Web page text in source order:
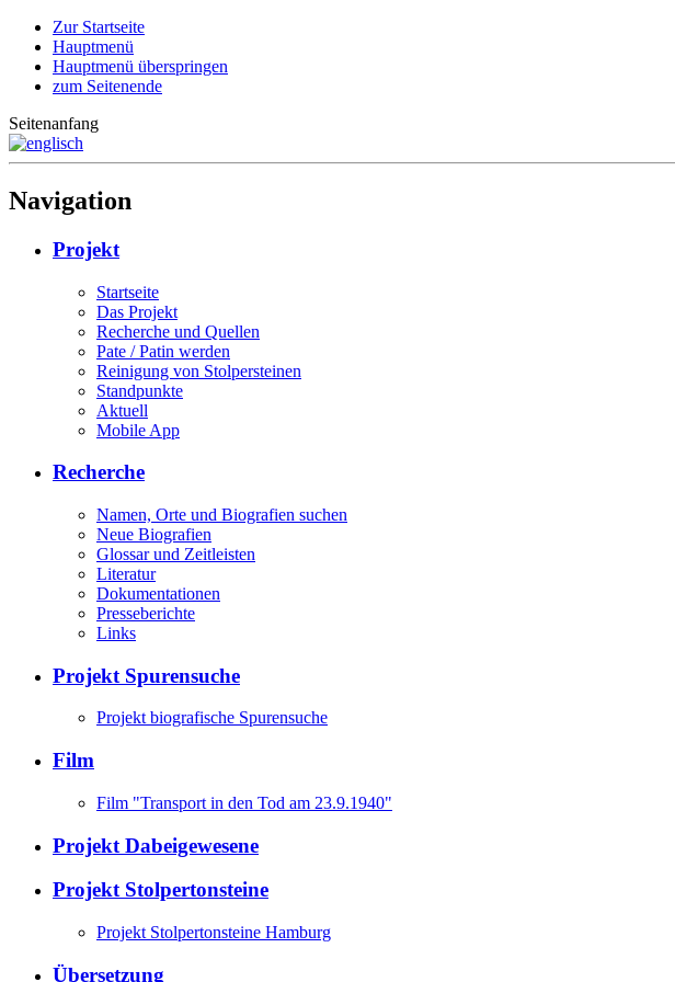
Zur Startseite
Hauptmenü
Hauptmenü überspringen
zum Seitenende
Seitenanfang
Navigation
Projekt
Startseite
Das Projekt
Recherche und Quellen
Pate / Patin werden
Reinigung von Stolpersteinen
Standpunkte
Aktuell
Mobile App
Recherche
Namen, Orte und Biografien suchen
Neue Biografien
Glossar und Zeitleisten
Literatur
Dokumentationen
Presseberichte
Links
Projekt Spurensuche
Projekt biografische Spurensuche
Film
Film "Transport in den Tod am 23.9.1940"
Projekt Dabeigewesene
Projekt Stolpertonsteine
Projekt Stolpertonsteine Hamburg
Übersetzung